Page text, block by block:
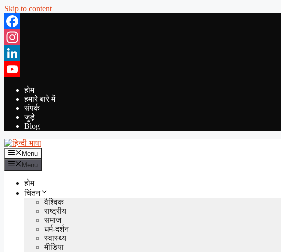
Skip to content
Facebook
Instagram
LinkedIn
YouTube
होम
हमारे बारे में
संपर्क
जुड़े
Blog
Menu
Menu
होम
चिंतन
वैश्विक
राष्ट्रीय
समाज
धर्म-दर्शन
स्वास्थ्य
मीडिया